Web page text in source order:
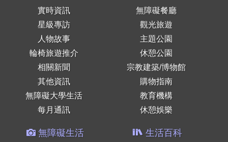
實時資訊
星級專訪
人物故事
輪椅旅遊推介
相關新聞
其他資訊
無障礙大學生活
每月通訊
無障礙餐廳
觀光旅遊
主題公園
休憩公園
宗教建築/博物館
購物指南
教育機構
休憩娛樂
無障礙生活 生活百科